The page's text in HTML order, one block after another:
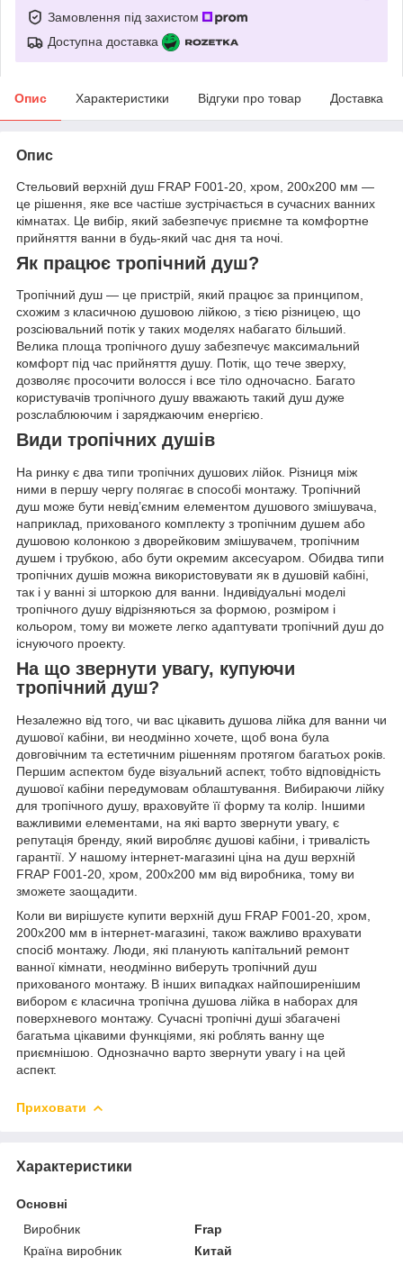
Замовлення під захистом
Доступна доставка
Опис Характеристики Відгуки про товар Доставка
Опис
Стельовий верхній душ FRAP F001-20, хром, 200х200 мм —
це рішення, яке все частіше зустрічається в сучасних ванних
кімнатах. Це вибір, який забезпечує приємне та комфортне
прийняття ванни в будь-який час дня та ночі.
Як працює тропічний душ?
Тропічний душ — це пристрій, який працює за принципом,
схожим з класичною душовою лійкою, з тією різницею, що
розсіювальний потік у таких моделях набагато більший.
Велика площа тропічного душу забезпечує максимальний
комфорт під час прийняття душу. Потік, що тече зверху,
дозволяє просочити волосся і все тіло одночасно. Багато
користувачів тропічного душу вважають такий душ дуже
розслаблюючим і заряджаючим енергією.
Види тропічних душів
На ринку є два типи тропічних душових лійок. Різниця між
ними в першу чергу полягає в способі монтажу. Тропічний
душ може бути невід’ємним елементом душового змішувача,
наприклад, прихованого комплекту з тропічним душем або
душовою колонкою з дворейковим змішувачем, тропічним
душем і трубкою, або бути окремим аксесуаром. Обидва типи
тропічних душів можна використовувати як в душовій кабіні,
так і у ванні зі шторкою для ванни. Індивідуальні моделі
тропічного душу відрізняються за формою, розміром і
кольором, тому ви можете легко адаптувати тропічний душ до
існуючого проекту.
На що звернути увагу, купуючи
тропічний душ?
Незалежно від того, чи вас цікавить душова лійка для ванни чи
душової кабіни, ви неодмінно хочете, щоб вона була
довговічним та естетичним рішенням протягом багатьох років.
Першим аспектом буде візуальний аспект, тобто відповідність
душової кабіни передумовам облаштування. Вибираючи лійку
для тропічного душу, враховуйте її форму та колір. Іншими
важливими елементами, на які варто звернути увагу, є
репутація бренду, який виробляє душові кабіни, і тривалість
гарантії. У нашому інтернет-магазині ціна на душ верхній
FRAP F001-20, хром, 200х200 мм від виробника, тому ви
зможете заощадити.
Коли ви вирішуєте купити верхній душ FRAP F001-20, хром,
200х200 мм в інтернет-магазині, також важливо врахувати
спосіб монтажу. Люди, які планують капітальний ремонт
ванної кімнати, неодмінно виберуть тропічний душ
прихованого монтажу. В інших випадках найпоширенішим
вибором є класична тропічна душова лійка в наборах для
поверхневого монтажу. Сучасні тропічні душі збагачені
багатьма цікавими функціями, які роблять ванну ще
приємнішою. Однозначно варто звернути увагу і на цей
аспект.
Приховати
Характеристики
Основні
Виробник
Frap
Країна виробник
Китай